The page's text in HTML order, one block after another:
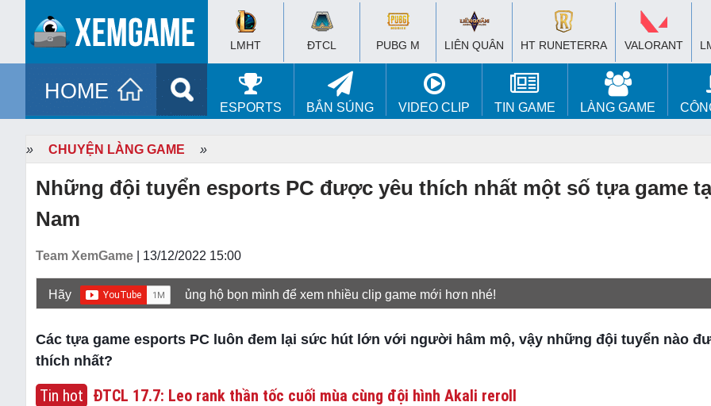
LMHT ĐTCL PUBG M LIÊN QUÂN HT RUNETERRA VALORANT
HOME
ESPORTS BẮN SÚNG VIDEO CLIP TIN GAME LÀNG GAME
» CHUYỆN LÀNG GAME »
Những đội tuyển esports PC được yêu thích nhất một số tựa game
Nam
Team XemGame | 13/12/2022 15:00
Hãy ủng hộ bọn mình để xem nhiều clip game mới hơn nhé!
Các tựa game esports PC luôn đem lại sức hút lớn với người hâm mộ, vậy những đội tuyển nào
thích nhất?
Tin hot ĐTCL 17.7: Leo rank thần tốc cuối mùa cùng đội hình Akali reroll